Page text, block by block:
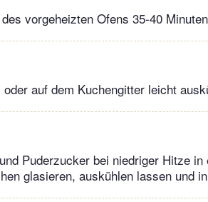
vorgeheizten Ofens 35-40
auf dem Kuchengitter leicht
Puderzucker bei niedriger Hitze in
glasieren, auskühlen lassen und